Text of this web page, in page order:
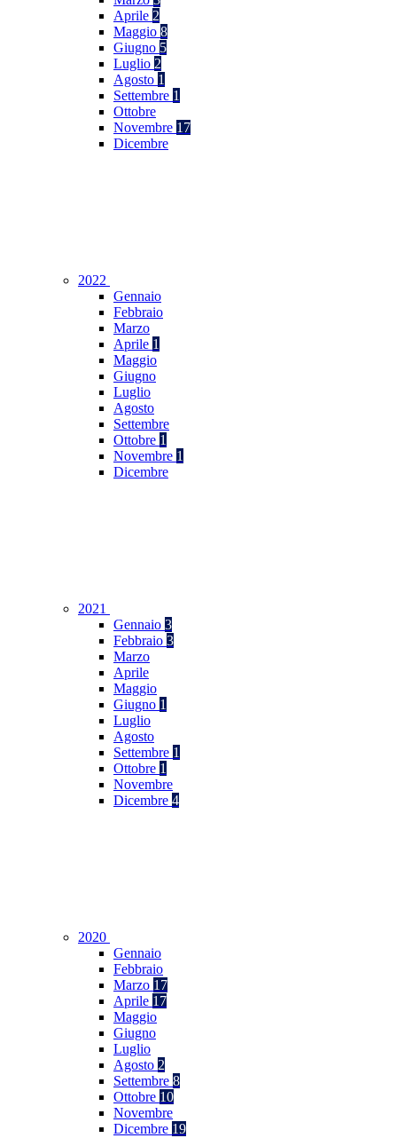
Aprile 2
Maggio 8
Giugno 5
Luglio 2
Agosto 1
Settembre 1
Ottobre
Novembre 17
Dicembre
2022
Gennaio
Febbraio
Marzo
Aprile 1
Maggio
Giugno
Luglio
Agosto
Settembre
Ottobre 1
Novembre 1
Dicembre
2021
Gennaio 3
Febbraio 3
Marzo
Aprile
Maggio
Giugno 1
Luglio
Agosto
Settembre 1
Ottobre 1
Novembre
Dicembre 4
2020
Gennaio
Febbraio
Marzo 17
Aprile 17
Maggio
Giugno
Luglio
Agosto 2
Settembre 8
Ottobre 10
Novembre
Dicembre 19